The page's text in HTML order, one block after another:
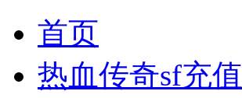
首页
热血传奇sf充值